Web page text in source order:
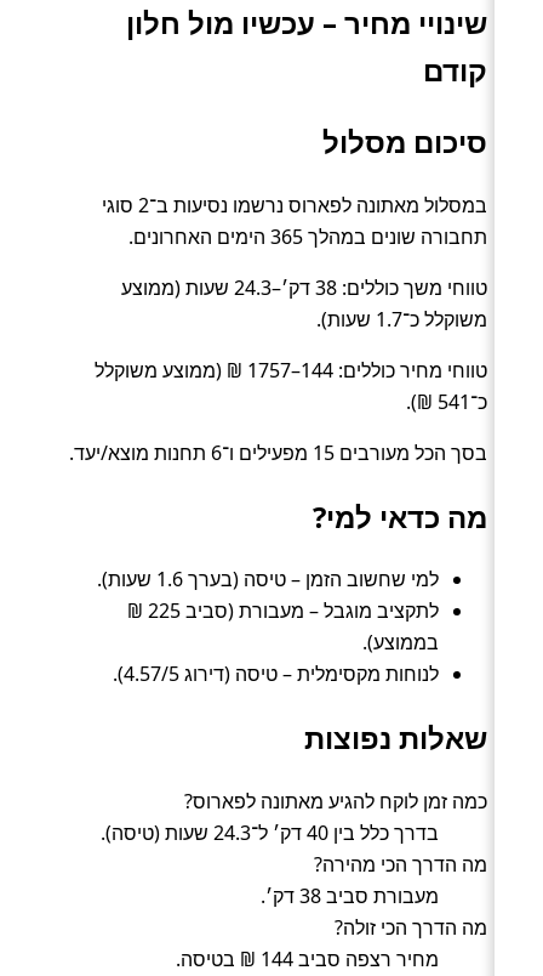
שינויי מחיר – עכשיו מול חלון
קודם
סיכום מסלול
במסלול מאתונה לפארוס נרשמו נסיעות ב־2 סוגי
תחבורה שונים במהלך 365 הימים האחרונים.
טווחי משך כוללים: 38 דק׳–24.3 שעות (ממוצע
משוקלל כ־1.7 שעות).
טווחי מחיר כוללים: 144–1757 ₪ (ממוצע משוקלל
כ־541 ₪).
בסך הכל מעורבים 15 מפעילים ו־6 תחנות מוצא/יעד.
מה כדאי למי?
למי שחשוב הזמן – טיסה (בערך 1.6 שעות).
לתקציב מוגבל – מעבורת (סביב 225 ₪
בממוצע).
לנוחות מקסימלית – טיסה (דירוג 4.57/5).
שאלות נפוצות
כמה זמן לוקח להגיע מאתונה לפארוס?
בדרך כלל בין 40 דק׳ ל־24.3 שעות (טיסה).
מה הדרך הכי מהירה?
מעבורת סביב 38 דק׳.
מה הדרך הכי זולה?
מחיר רצפה סביב 144 ₪ בטיסה.